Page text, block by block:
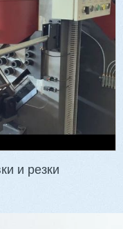
и резки